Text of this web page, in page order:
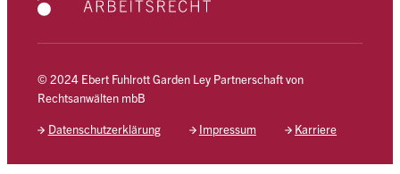
© 2024 Ebert Fuhlrott Garden Ley Partnerschaft von
Rechtsanwälten mbB
Datenschutzerklärung Impressum Karriere